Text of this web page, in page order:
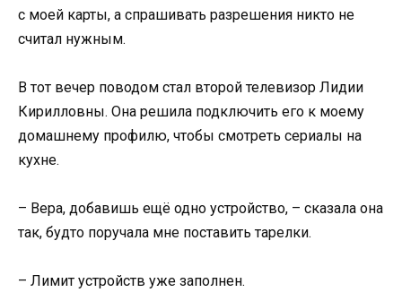
с моей карты, а спрашивать разрешения никто не
считал нужным.
В тот вечер поводом стал второй телевизор Лидии
Кирилловны. Она решила подключить его к моему
домашнему профилю, чтобы смотреть сериалы на
кухне.
– Вера, добавишь ещё одно устройство, – сказала она
так, будто поручала мне поставить тарелки.
– Лимит устройств уже заполнен.